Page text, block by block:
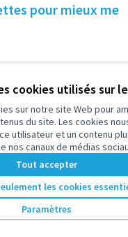
cookies utilisés sur
sur notre site Web pour
du site. Les cookies
utilisateur et un contenu
nos canaux de médias
Tout accepter
les cookies
Paramètres
pour mieux me
la route au niveau
du Couchant